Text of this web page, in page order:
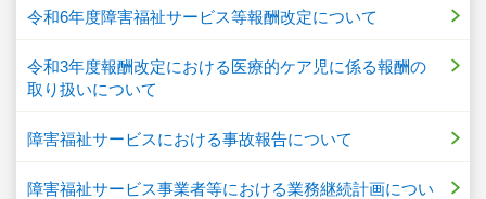
令和6年度障害福祉サービス等報酬改定について
令和3年度報酬改定における医療的ケア児に係る報酬の
取り扱いについて
障害福祉サービスにおける事故報告について
障害福祉サービス事業者等における業務継続計画につい